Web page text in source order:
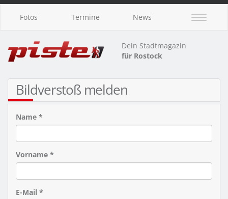
Fotos Termine News
Dein Stadtmagazin
für Rostock
Bildverstoß melden
Name *
Vorname *
E-Mail *